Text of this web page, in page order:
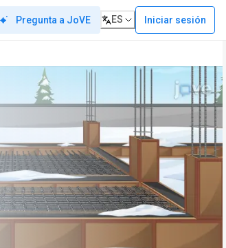
Pregunta a JoVE ES Iniciar sesión